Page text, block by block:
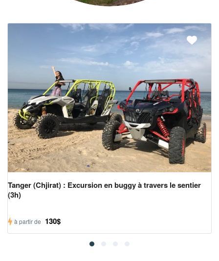
Tanger (Chjirat) : Excursion en buggy à travers le sentier
(3h)
à partir de 130$